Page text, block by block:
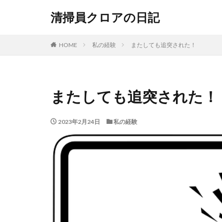
清掃員クロアの日記
HOME 私の経験 またしても追突された！
またしても追突された！
2023年2月24日 私の経験